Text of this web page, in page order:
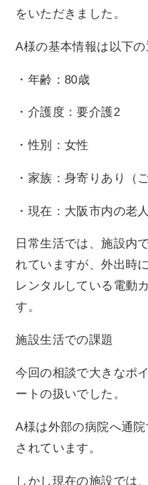
をいただきました。
A様の基本情報は以下の
・年齢：80歳
・介護度：要介護2
・性別：女性
・家族：身寄りあり（
・現在：大阪市内の老
日常生活では、施設内
れていますが、外出時
レンタルしている電動
す。
施設生活での課題
今回の相談で大きなポ
ートの扱いでした。
A様は外部の病院へ通
されています。
しかし現在の施設では、